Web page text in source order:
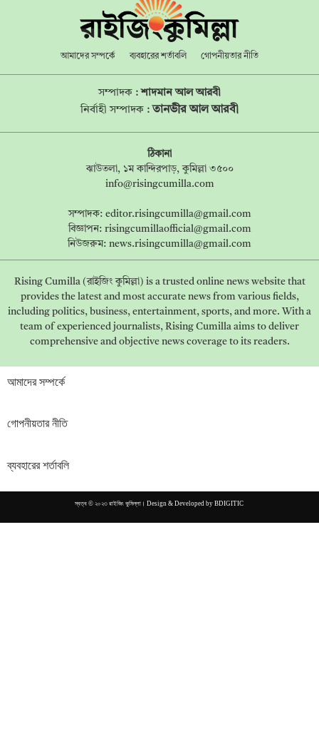
আমাদের সম্পর্কে ব্যবহারের শর্তাবলি গোপনীয়তার নীতি
সম্পাদক :শাদমান আল আরবী
নির্বাহী সম্পাদক : তানভীর আল আরবী
ঠিকানা
ঝাউতলা, ১ম কান্দিরপাড়, কুমিল্লা ৩৫০০
info@risingcumilla.com
সম্পাদক: editor.risingcumilla@gmail.com
বিজ্ঞাপন: risingcumillaofficial@gmail.com
নিউজরুম: news.risingcumilla@gmail.com
Rising Cumilla (রাইজিং কুমিল্লা) is a trusted online news website that
provides the latest and most accurate news from various fields,
including politics, business, entertainment, sports, and more. With a
team of experienced journalists, Rising Cumilla aims to deliver
comprehensive and objective news coverage to its readers.
আমাদের সম্পর্কে
গোপনীয়তার নীতি
ব্যবহারের শর্তাবলি
স্বত্ব © ২০২৩ রাইজিং কুমিল্লা। Design & Developed by BDIGITIC